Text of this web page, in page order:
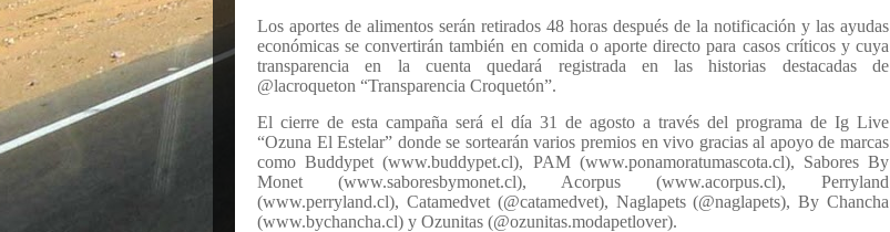
Los aportes de alimentos serán retirados 48 horas después de la notificación y las ayudas
económicas se convertirán también en comida o aporte directo para casos críticos y cuya
transparencia en la cuenta quedará registrada en las historias destacadas de
@lacroqueton “Transparencia Croquetón”.
El cierre de esta campaña será el día 31 de agosto a través del programa de Ig Live
“Ozuna El Estelar” donde se sortearán varios premios en vivo gracias al apoyo de marcas
como Buddypet (www.buddypet.cl), PAM (www.ponamoratumascota.cl), Sabores By
Monet (www.saboresbymonet.cl), Acorpus (www.acorpus.cl), Perryland
(www.perryland.cl), Catamedvet (@catamedvet), Naglapets (@naglapets), By Chancha
(www.bychancha.cl) y Ozunitas (@ozunitas.modapetlover).